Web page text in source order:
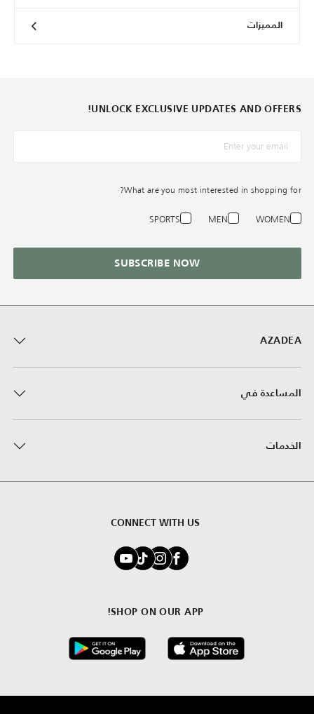
المميزات
AZADEA
المساعدة في
الخدمات
CONNECT WITH US
SHOP ON OUR APP!
UNLOCK EXCLUSIVE UPDATES AND OFFERS!
*البريد الإلكترونيّ
What are you most interested in shopping for?
WOMEN
MEN
SPORTS
SUBSCRIBE NOW